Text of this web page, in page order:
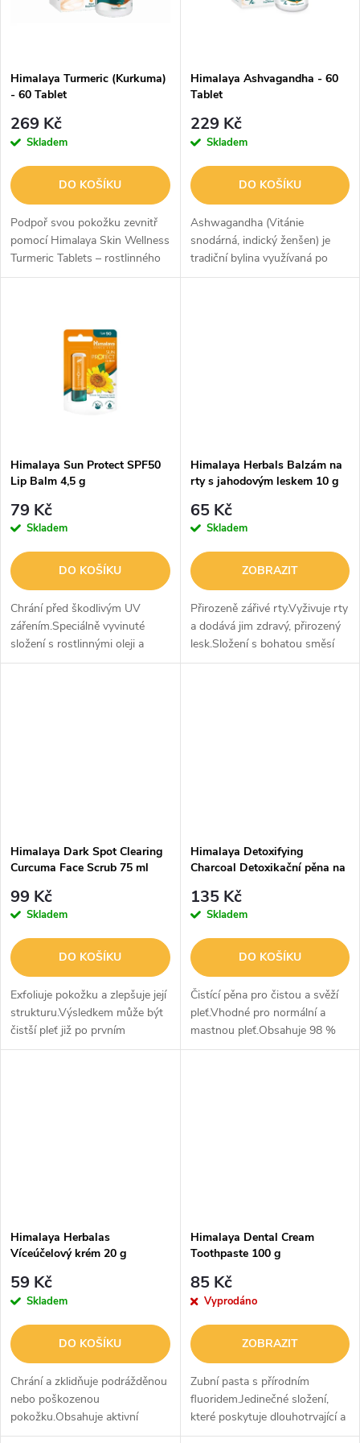
p
r
o
d
u
s
p
r
o
d
u
Himalaya Turmeric (Kurkuma)
- 60 Tablet
269 Kč
Skladem
DO KOŠÍKU
Podpoř svou pokožku zevnitř
pomocí Himalaya Skin Wellness
Turmeric Tablets – rostlinného
doplňku stravy inspirovaného
Himalaya Ashvagandha - 60
Tablet
229 Kč
Skladem
DO KOŠÍKU
Ashwagandha (Vitánie
snodárná, indický ženšen) je
tradiční bylina využívaná po
staletí v indickém bylinném
Himalaya Sun Protect SPF50
Lip Balm 4,5 g
79 Kč
Skladem
DO KOŠÍKU
Chrání před škodlivým UV
zářením.Speciálně vyvinuté
složení s rostlinnými oleji a
složkami na ochranu proti
Himalaya Herbals Balzám na
rty s jahodovým leskem 10 g
65 Kč
Skladem
ZOBRAZIT
Přirozeně zářivé rty.Vyživuje rty
a dodává jim zdravý, přirozený
lesk.Složení s bohatou směsí
jahod a přírodních másel
Himalaya Dark Spot Clearing
Curcuma Face Scrub 75 ml
99 Kč
Skladem
DO KOŠÍKU
Exfoliuje pokožku a zlepšuje její
strukturu.Výsledkem může být
čistší pleť již po prvním
použití.Obsahuje 97 % složek
Himalaya Detoxifying
Charcoal Detoxikační pěna na
135 Kč
Skladem
DO KOŠÍKU
Čistící pěna pro čistou a svěží
pleť.Vhodné pro normální a
mastnou pleť.Obsahuje 98 %
složek přírodního
Himalaya Herbalas
Víceúčelový krém 20 g
59 Kč
Skladem
DO KOŠÍKU
Chrání a zklidňuje podrážděnou
nebo poškozenou
pokožku.Obsahuje aktivní
složky, které podporují
Himalaya Dental Cream
Toothpaste 100 g
85 Kč
Vyprodáno
ZOBRAZIT
Zubní pasta s přírodním
fluoridem.Jedinečné složení,
které poskytuje dlouhotrvající a
všestrannou ochranu dásní a